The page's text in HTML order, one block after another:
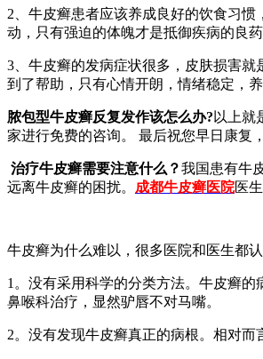
2、牛皮癣患者应该养成良好的饮食习
动，只有强迫的体魄才是抵御疾病的良药
3、牛皮癣的发病症状很多，皮肤损害
到了帮助，只有心情开朗，情绪稳定，
脓包型牛皮癣反复发作该怎么办? 以上就
家进行免费的咨询。 最后祝您早日康复
治疗牛皮癣需要注意什么？我国患有牛
远离牛皮癣的困扰。 成都牛皮癣医院医
牛皮癣为什么难以，很多医院和医生都
1。没有采用科学的分类方法。牛皮癣
鼻喉科治疗，显然驴唇不对马嘴。
2。没有发现牛皮癣真正的病根。相对